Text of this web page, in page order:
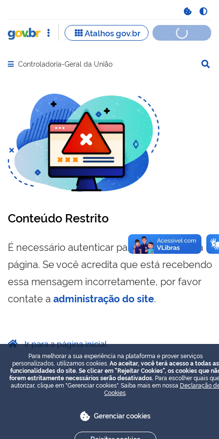
Abrir menu principal de navegação
Controladoria-Geral da União
Conteúdo Restrito
É necessário autenticar para visualizar essa
página. Se você acredita que está recebendo
essa mensagem incorretamente, por favor
contate a administração do site.
Ir para a página inicial
Para melhorar a sua experiência na plataforma e prover serviços
personalizados, utilizamos cookies. Ao aceitar, você terá acesso a todas as
funcionalidades do site. Se clicar em "Rejeitar Cookies", os cookies que
forem estritamente necessários serão desativados. Para escolher quais
autorizar, clique em "Gerenciar cookies". Saiba mais em nossa Declaração
Cookies
Gerenciar cookies